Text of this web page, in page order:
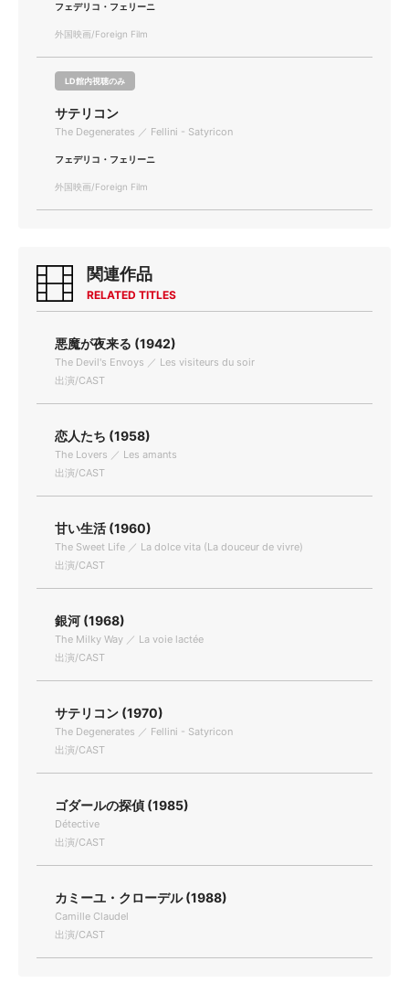
フェデリコ・フェリーニ
外国映画/Foreign Film
LD館内視聴のみ
サテリコン
The Degenerates ／ Fellini - Satyricon
フェデリコ・フェリーニ
外国映画/Foreign Film
関連作品
RELATED TITLES
悪魔が夜来る (1942)
The Devil's Envoys ／ Les visiteurs du soir
出演/CAST
恋人たち (1958)
The Lovers ／ Les amants
出演/CAST
甘い生活 (1960)
The Sweet Life ／ La dolce vita (La douceur de vivre)
出演/CAST
銀河 (1968)
The Milky Way ／ La voie lactée
出演/CAST
サテリコン (1970)
The Degenerates ／ Fellini - Satyricon
出演/CAST
ゴダールの探偵 (1985)
Détective
出演/CAST
カミーユ・クローデル (1988)
Camille Claudel
出演/CAST